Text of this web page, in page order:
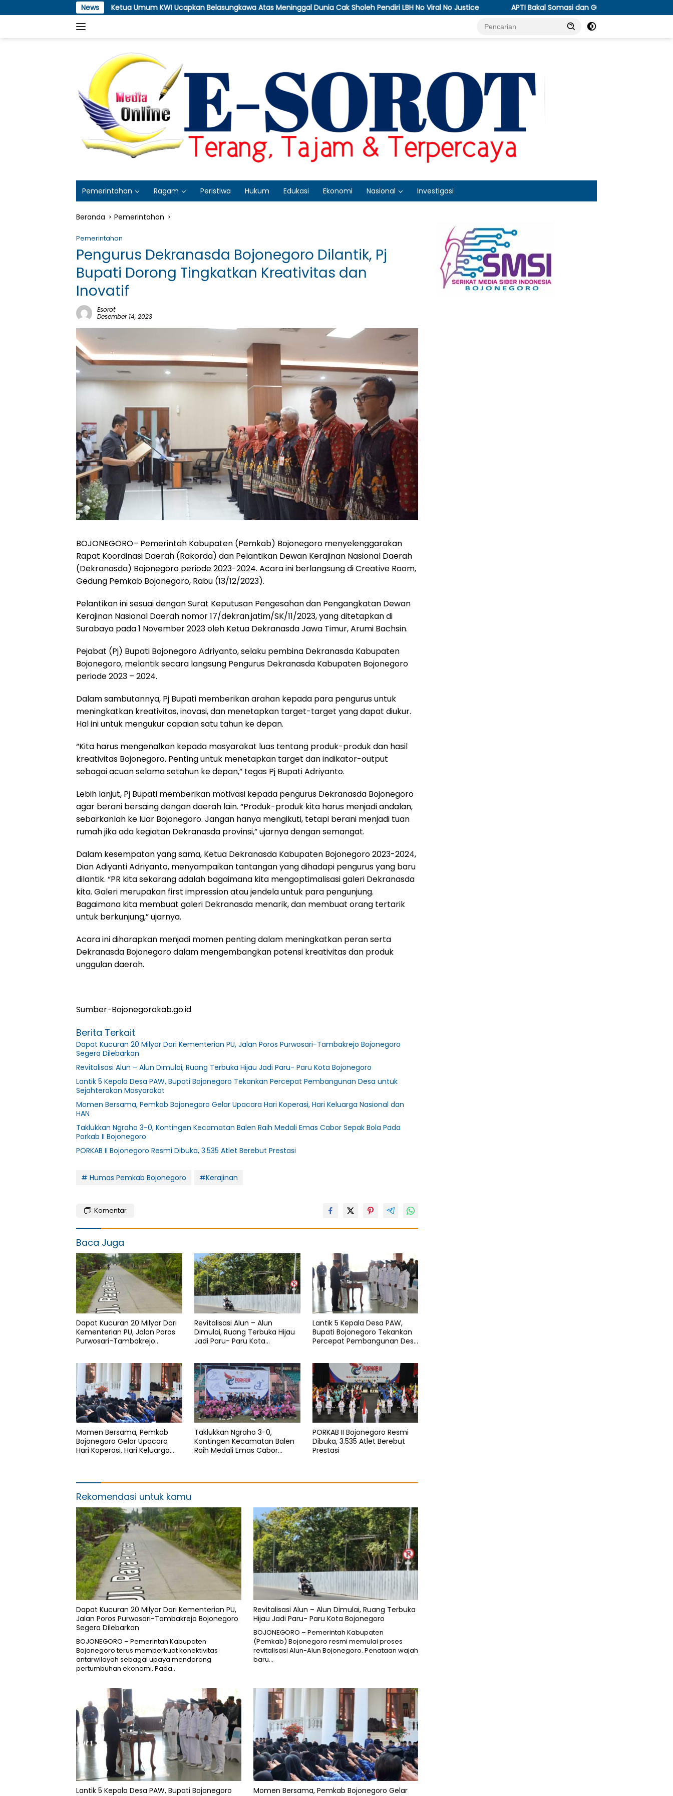
ke
News
Ketua Umum KWI Ucapkan Belasungkawa Atas Meninggal Dunia Cak Sholeh Pendiri LBH No Viral No Justice APTI Bakal Somasi dan Gugat KPPU, Soroti Anjloknya Harga
Pemerintahan Ragam Peristiwa Hukum Edukasi Ekonomi Nasional Investigasi
Beranda Pemerintahan
Pemerintahan
Pengurus Dekranasda Bojonegoro Dilantik, Pj
Bupati Dorong Tingkatkan Kreativitas dan
Inovatif
Esorot
Desember 14, 2023
BOJONEGORO– Pemerintah Kabupaten (Pemkab) Bojonegoro menyelenggarakan
Rapat Koordinasi Daerah (Rakorda) dan Pelantikan Dewan Kerajinan Nasional Daerah
(Dekranasda) Bojonegoro periode 2023-2024. Acara ini berlangsung di Creative Room,
Gedung Pemkab Bojonegoro, Rabu (13/12/2023).
Pelantikan ini sesuai dengan Surat Keputusan Pengesahan dan Pengangkatan Dewan
Kerajinan Nasional Daerah nomor 17/dekran.jatim/SK/11/2023, yang ditetapkan di
Surabaya pada 1 November 2023 oleh Ketua Dekranasda Jawa Timur, Arumi Bachsin.
Pejabat (Pj) Bupati Bojonegoro Adriyanto, selaku pembina Dekranasda Kabupaten
Bojonegoro, melantik secara langsung Pengurus Dekranasda Kabupaten Bojonegoro
periode 2023 – 2024.
Dalam sambutannya, Pj Bupati memberikan arahan kepada para pengurus untuk
meningkatkan kreativitas, inovasi, dan menetapkan target-target yang dapat diukur.
Hal ini untuk mengukur capaian satu tahun ke depan.
“Kita harus mengenalkan kepada masyarakat luas tentang produk-produk dan hasil
kreativitas Bojonegoro. Penting untuk menetapkan target dan indikator-output
sebagai acuan selama setahun ke depan,” tegas Pj Bupati Adriyanto.
Lebih lanjut, Pj Bupati memberikan motivasi kepada pengurus Dekranasda Bojonegoro
agar berani bersaing dengan daerah lain. “Produk-produk kita harus menjadi andalan,
sebarkanlah ke luar Bojonegoro. Jangan hanya mengikuti, tetapi berani menjadi tuan
rumah jika ada kegiatan Dekranasda provinsi,” ujarnya dengan semangat.
Dalam kesempatan yang sama, Ketua Dekranasda Kabupaten Bojonegoro 2023-2024,
Dian Adiyanti Adriyanto, menyampaikan tantangan yang dihadapi pengurus yang baru
dilantik. “PR kita sekarang adalah bagaimana kita mengoptimalisasi galeri Dekranasda
kita. Galeri merupakan first impression atau jendela untuk para pengunjung.
Bagaimana kita membuat galeri Dekranasda menarik, dan membuat orang tertarik
untuk berkunjung,” ujarnya.
Acara ini diharapkan menjadi momen penting dalam meningkatkan peran serta
Dekranasda Bojonegoro dalam mengembangkan potensi kreativitas dan produk
unggulan daerah.
Sumber-Bojonegorokab.go.id
Berita Terkait
Dapat Kucuran 20 Milyar Dari Kementerian PU, Jalan Poros Purwosari-Tambakrejo Bojonegoro
Segera Dilebarkan
Revitalisasi Alun – Alun Dimulai, Ruang Terbuka Hijau Jadi Paru- Paru Kota Bojonegoro
Lantik 5 Kepala Desa PAW, Bupati Bojonegoro Tekankan Percepat Pembangunan Desa untuk
Sejahterakan Masyarakat
Momen Bersama, Pemkab Bojonegoro Gelar Upacara Hari Koperasi, Hari Keluarga Nasional dan
HAN
Taklukkan Ngraho 3-0, Kontingen Kecamatan Balen Raih Medali Emas Cabor Sepak Bola Pada
Porkab II Bojonegoro
PORKAB II Bojonegoro Resmi Dibuka, 3.535 Atlet Berebut Prestasi
# Humas Pemkab Bojonegoro #Kerajinan
Komentar
Baca Juga
Dapat Kucuran 20 Milyar Dari
Kementerian PU, Jalan Poros
Purwosari-Tambakrejo
Revitalisasi Alun – Alun
Dimulai, Ruang Terbuka Hijau
Jadi Paru- Paru Kota
Lantik 5 Kepala Desa PAW,
Bupati Bojonegoro Tekankan
Percepat Pembangunan Desa
Momen Bersama, Pemkab
Bojonegoro Gelar Upacara
Hari Koperasi, Hari Keluarga
Taklukkan Ngraho 3-0,
Kontingen Kecamatan Balen
Raih Medali Emas Cabor
PORKAB II Bojonegoro Resmi
Dibuka, 3.535 Atlet Berebut
Prestasi
Rekomendasi untuk kamu
Dapat Kucuran 20 Milyar Dari Kementerian PU,
Jalan Poros Purwosari-Tambakrejo Bojonegoro
Segera Dilebarkan
BOJONEGORO – Pemerintah Kabupaten
Bojonegoro terus memperkuat konektivitas
antarwilayah sebagai upaya mendorong
pertumbuhan ekonomi. Pada…
Revitalisasi Alun – Alun Dimulai, Ruang Terbuka
Hijau Jadi Paru- Paru Kota Bojonegoro
BOJONEGORO – Pemerintah Kabupaten
(Pemkab) Bojonegoro resmi memulai proses
revitalisasi Alun-Alun Bojonegoro. Penataan wajah
baru…
Lantik 5 Kepala Desa PAW, Bupati Bojonegoro
Momen Bersama, Pemkab Bojonegoro Gelar